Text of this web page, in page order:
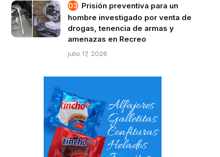
Prisión preventiva para un
hombre investigado por venta de
drogas, tenencia de armas y
amenazas en Recreo
julio 17, 2026